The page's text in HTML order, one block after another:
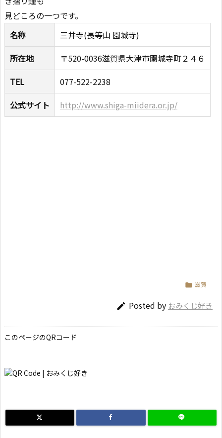
見どころの一つです。
名称
三井寺(長等山 園城寺)
所在地
〒520-0036滋賀県大津市園城寺町２４６
TEL
077-522-2238
公式サイト
http://www.shiga-miidera.or.jp/
 滋賀
 Posted by おみくじ好き
このページのQRコード